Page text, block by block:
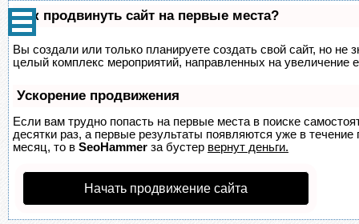
Как продвинуть сайт на первые места?
Вы создали или только планируете создать свой сайт, но не
целый комплекс мероприятий, направленных на увеличение
Ускорение продвижения
Если вам трудно попасть на первые места в поиске
десятки раз, а первые результаты появляются уже в
месяц, то в SeoHammer за бустер вернут деньги.
Начать продвижение сайта